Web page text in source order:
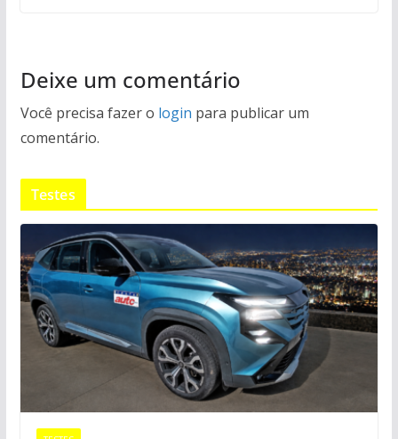
Deixe um comentário
Você precisa fazer o login para publicar um
comentário.
Testes